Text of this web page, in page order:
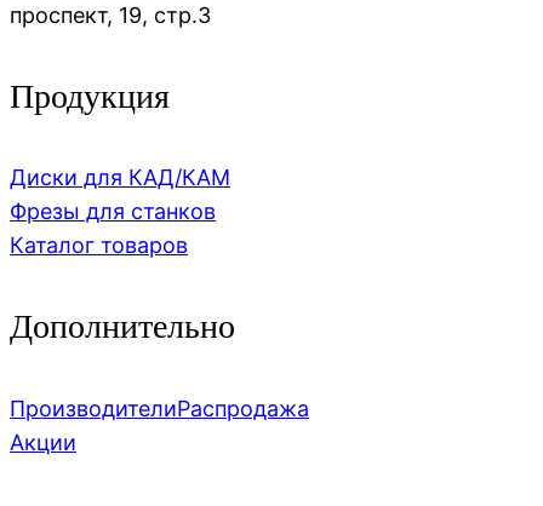
проспект, 19, стр.3
Продукция
Диски для КАД/КАМ
Фрезы для станков
Каталог товаров
Дополнительно
ПроизводителиРаспродажа
Акции